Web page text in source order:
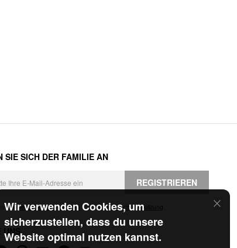
Wir verwenden Cookies, um
sicherzustellen, dass du unsere
Website optimal nutzen kannst.
SIE SICH DER FAMILIE AN
REGISTRIEREN
dieGeschäftsbedingungen und die Datenschutzerklärung
UNS